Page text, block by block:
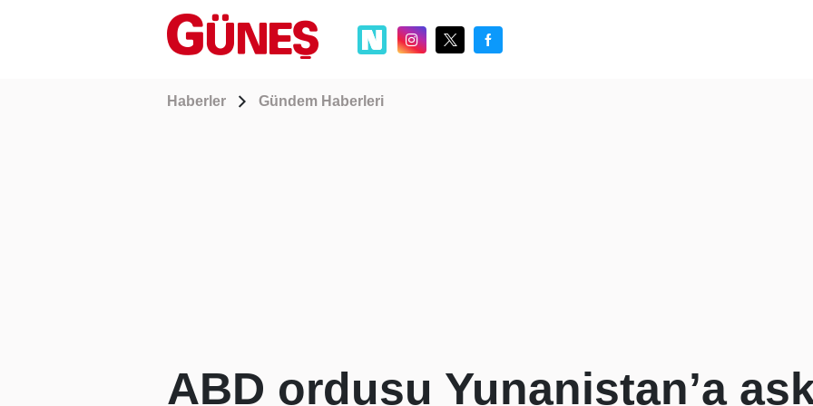
Haberler Gündem Haberleri
ABD ordusu Yunanistan’a